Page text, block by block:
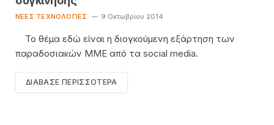
ΝΈΕΣ ΤΕΧΝΟΛΟΓΊΕΣ 9 Οκτωβρίου 2014
Το θέμα εδώ είναι η διογκούμενη εξάρτηση των
παραδοσιακών ΜΜΕ από τα social media.
ΔΙΆΒΑΣΕ ΠΕΡΙΣΣΌΤΕΡΑ